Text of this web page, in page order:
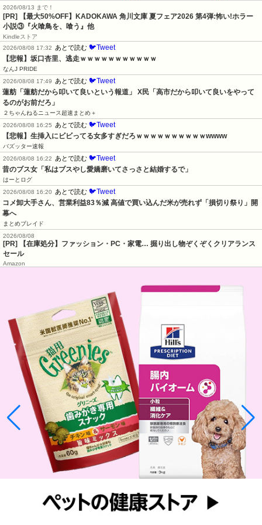
2026/08/13 まで！
[PR] 【最大50%OFF】KADOKAWA 角川文庫 夏フェア2026 第4弾:怖い!ホラー
小説③『火喰鳥を、喰う』他
Kindleストア
2026/08/08 17:32
あとで読む 🐦Tweet
【悲報】坂口杏里、逃走ｗｗｗｗｗｗｗｗｗｗｗ
なんJ PRIDE
2026/08/08 17:49
あとで読む 🐦Tweet
蓮舫「蓮舫だから叩いて良いという報道」 X民「高市だから叩いて良いをやって
るのがお前だろ」
２ちゃんねるニュース超速まとめ＋
2026/08/08 16:25
あとで読む 🐦Tweet
【悲報】生挿入にビビってる女多すぎだろｗｗｗｗｗｗｗｗｗｗwwww
バズッター速報
2026/08/08 16:22
あとで読む 🐦Tweet
昔のブス女「私はブスやし愛嬌磨いてさっさと結婚するで」
はーとログ
2026/08/08 16:20
あとで読む 🐦Tweet
コメ卸大手さん、営業利益83％減 高値で買い込んだ米が売れず「損切り祭り」開
幕へ
まとめブレイド
2026/08/08
[PR] 【在庫処分】ファッション・PC・家電… 掘り出し物ぞくぞくクリアランス
セール
Amazon